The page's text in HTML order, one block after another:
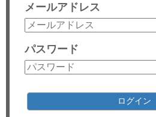
お問い合わせ
コンサルティング
リサーチ
メールアドレス
パスワード
ログイン